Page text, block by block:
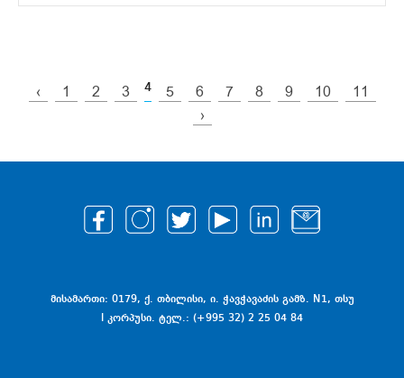
‹ 1 2 3 4 5 6 7 8 9 10
11
›
მისამართი: 0179, ქ. თბილისი, ი. ჭავჭავაძის გამზ. N1, თსუ
I კორპუსი. ტელ.: (+995 32) 2 25 04 84